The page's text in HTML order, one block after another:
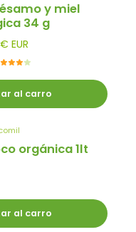
y miel
34 g
EUR
al carro
orgánica 1lt
al carro